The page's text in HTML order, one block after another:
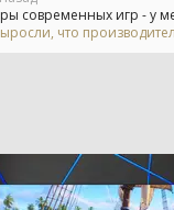
современных игр - у
что